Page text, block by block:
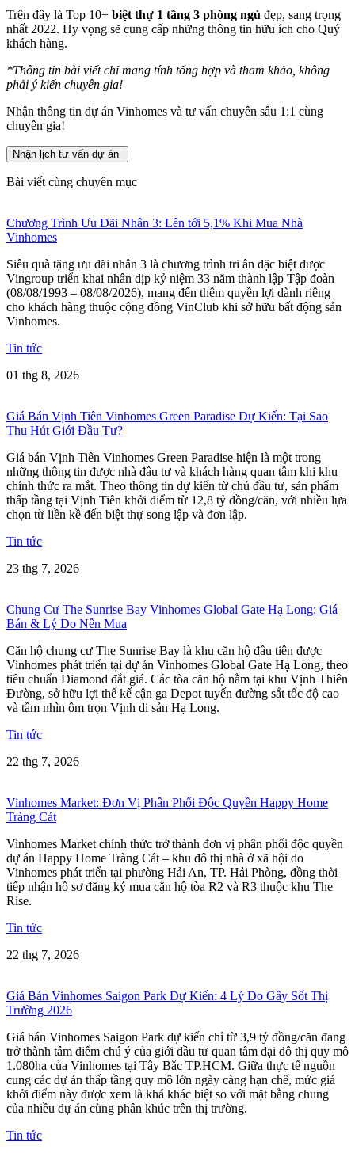
Trên đây là Top 10+ biệt thự 1 tầng 3 phòng ngủ đẹp, sang trọng
nhất 2022. Hy vọng sẽ cung cấp những thông tin hữu ích cho Quý
khách hàng.
*Thông tin bài viết chỉ mang tính tổng hợp và tham khảo, không
phải ý kiến chuyên gia!
Nhận thông tin dự án Vinhomes và tư vấn chuyên sâu 1:1 cùng
chuyên gia!
Nhận lịch tư vấn dự án
Bài viết cùng chuyên mục
Chương Trình Ưu Đãi Nhân 3: Lên tới 5,1% Khi Mua Nhà
Vinhomes
Siêu quà tặng ưu đãi nhân 3 là chương trình tri ân đặc biệt được
Vingroup triển khai nhân dịp kỷ niệm 33 năm thành lập Tập đoàn
(08/08/1993 – 08/08/2026), mang đến thêm quyền lợi dành riêng
cho khách hàng thuộc cộng đồng VinClub khi sở hữu bất động sản
Vinhomes.
Tin tức
01 thg 8, 2026
Giá Bán Vịnh Tiên Vinhomes Green Paradise Dự Kiến: Tại Sao
Thu Hút Giới Đầu Tư?
Giá bán Vịnh Tiên Vinhomes Green Paradise hiện là một trong
những thông tin được nhà đầu tư và khách hàng quan tâm khi khu
chính thức ra mắt. Theo thông tin dự kiến từ chủ đầu tư, sản phẩm
thấp tầng tại Vịnh Tiên khởi điểm từ 12,8 tỷ đồng/căn, với nhiều lựa
chọn từ liền kề đến biệt thự song lập và đơn lập.
Tin tức
23 thg 7, 2026
Chung Cư The Sunrise Bay Vinhomes Global Gate Hạ Long: Giá
Bán & Lý Do Nên Mua
Căn hộ chung cư The Sunrise Bay là khu căn hộ đầu tiên được
Vinhomes phát triển tại dự án Vinhomes Global Gate Hạ Long, theo
tiêu chuẩn Diamond đắt giá. Các tòa căn hộ nằm tại khu Vịnh Thiên
Đường, sở hữu lợi thế kế cận ga Depot tuyến đường sắt tốc độ cao
và tầm nhìn ôm trọn Vịnh di sản Hạ Long.
Tin tức
22 thg 7, 2026
Vinhomes Market: Đơn Vị Phân Phối Độc Quyền Happy Home
Tràng Cát
Vinhomes Market chính thức trở thành đơn vị phân phối độc quyền
dự án Happy Home Tràng Cát – khu đô thị nhà ở xã hội do
Vinhomes phát triển tại phường Hải An, TP. Hải Phòng, đồng thời
tiếp nhận hồ sơ đăng ký mua căn hộ tòa R2 và R3 thuộc khu The
Rise.
Tin tức
22 thg 7, 2026
Giá Bán Vinhomes Saigon Park Dự Kiến: 4 Lý Do Gây Sốt Thị
Trường 2026
Giá bán Vinhomes Saigon Park dự kiến chỉ từ 3,9 tỷ đồng/căn đang
trở thành tâm điểm chú ý của giới đầu tư quan tâm đại đô thị quy mô
1.080ha của Vinhomes tại Tây Bắc TP.HCM. Giữa thực tế nguồn
cung các dự án thấp tầng quy mô lớn ngày càng hạn chế, mức giá
khởi điểm này được xem là khá khác biệt so với mặt bằng chung
của nhiều dự án cùng phân khúc trên thị trường.
Tin tức